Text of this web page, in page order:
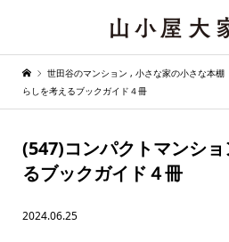
世田谷のマンション , 小さな家の小さな本棚
らしを考えるブックガイド４冊
(547)コンパクトマンシ
るブックガイド４冊
2024.06.25